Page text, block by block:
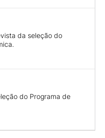
da seleção do
do Programa de